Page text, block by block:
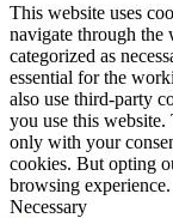
This website uses
navigate through the
categorized as
essential for the
also use third-party
you use this
only with your
cookies. But opting
browsing experience.
Necessary